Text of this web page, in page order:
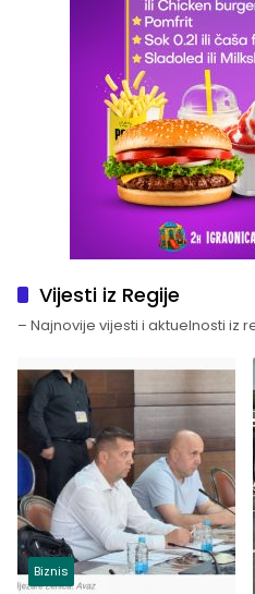
Vijesti iz Regije
– Najnovije vijesti i aktuelnosti iz
Biznis